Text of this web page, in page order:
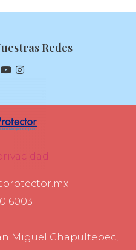
Redes
6003
Miguel Chapultepec,